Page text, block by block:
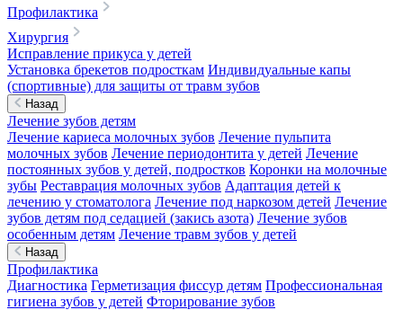
Профилактика
Хирургия
Исправление прикуса у детей
Установка брекетов подросткам Индивидуальные капы
(спортивные) для защиты от травм зубов
Назад
Лечение зубов детям
Лечение кариеса молочных зубов Лечение пульпита
молочных зубов Лечение периодонтита у детей Лечение
постоянных зубов у детей, подростков Коронки на молочные
зубы Реставрация молочных зубов Адаптация детей к
лечению у стоматолога Лечение под наркозом детей Лечение
зубов детям под седацией (закись азота) Лечение зубов
особенным детям Лечение травм зубов у детей
Назад
Профилактика
Диагностика Герметизация фиссур детям Профессиональная
гигиена зубов у детей Фторирование зубов